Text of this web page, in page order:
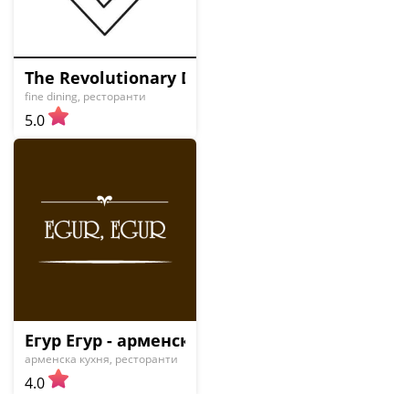
The Revolutionary Dining Room & Bar
fine dining, ресторанти
5.0
Егур Егур - арменски ресторант
арменска кухня, ресторанти
4.0